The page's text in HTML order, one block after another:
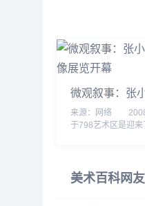
微观叙事：张
来源：网络 2008
于798艺术区是迎来
美术百科网